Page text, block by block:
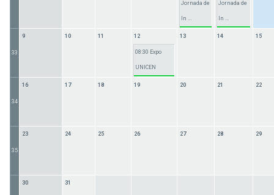
Jornada de
In ...
Jornada de
In ...
33
9 10 11 12
08:30 Expo
UNICEN
13 14 15
34
16 17 18 19 20 21 22
35
23 24 25 26 27 28 29
30 31